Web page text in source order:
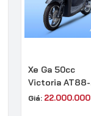
Xe Ga 50cc
Victoria AT88-
Royal
Giá: 22.000.000